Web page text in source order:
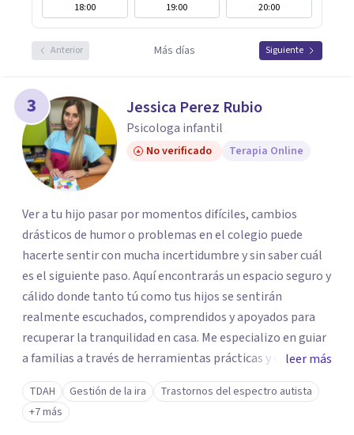
18:00
19:00 20:00
Anterior Más días Siguiente
3 Jessica Perez Rubio
Psicologa infantil
No verificado Terapia Online
Ver a tu hijo pasar por momentos difíciles, cambios
drásticos de humor o problemas en el colegio puede
hacerte sentir con mucha incertidumbre y sin saber cuál
es el siguiente paso. Aquí encontrarás un espacio seguro y
cálido donde tanto tú como tus hijos se sentirán
realmente escuchados, comprendidos y apoyados para
recuperar la tranquilidad en casa. Me especializo en guiar
a familias a través de herramientas prácticas y dinámicas
adaptadas a la edad de cada menor, dejando de lado las
etiquetas y los tecnicismos. Mi forma de trabajar se
centra en entender las emociones que hay detrás del
leer más
TDAH Gestión de la ira
Trastornos del espectro autista
+7 más